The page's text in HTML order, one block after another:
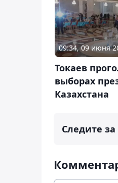
09:34, 09 июня
Токаев
выборах
Казахстана
Следите